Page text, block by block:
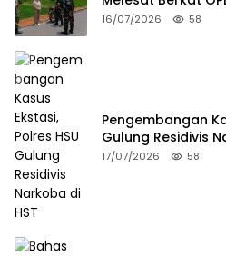
16/07/2026 58
Pengembangan
Gulung Residivis
17/07/2026 58